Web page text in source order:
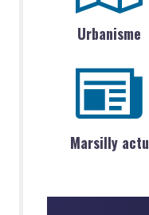
Urbanisme
Marsilly actu